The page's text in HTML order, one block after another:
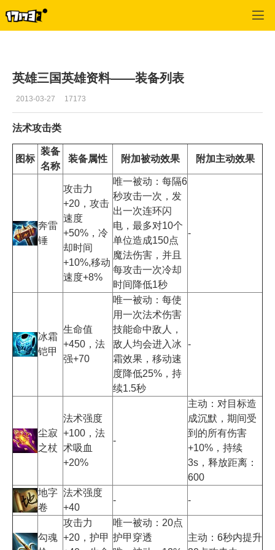
英雄三国英雄资料——装备列表
2013-03-27 17173
法术攻击类
图标
装备
名称
装备属性 附加被动效果 附加主动效果
奔雷
锤
攻击力
+20，攻击
速度
+50%，冷
却时间
+10%,移动
速度+8%
唯一被动：每隔6
秒攻击一次，发
出一次连环闪
电，最多对10个
单位造成150点
魔法伤害，并且
每攻击一次冷却
时间降低1秒
-
冰霜
铠甲
生命值
+450，法
强+70
唯一被动：每使
用一次法术伤害
技能命中敌人，
敌人均会进入冰
霜效果，移动速
度降低25%，持
续1.5秒
-
尘寂
之杖
法术强度
+100，法
术吸血
+20%
-
主动：对目标造
成沉默，期间受
到的所有伤害
+10%，持续
3s，释放距离：
600
地字
卷
法术强度
+40
- -
勾魂
攻击力
+20，护甲
唯一被动：20点
护甲穿透
主动：6秒内提升